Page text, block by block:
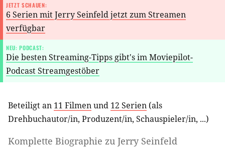
JETZT SCHAUEN:
6 Serien mit Jerry Seinfeld jetzt zum Streamen
verfügbar
NEU: PODCAST:
Die besten Streaming-Tipps gibt's im Moviepilot-
Podcast Streamgestöber
Beteiligt an 11 Filmenund 12 Serien (als
Drehbuchautor/in, Produzent/in, Schauspieler/in, ...)
Komplette Biographie zu Jerry Seinfeld